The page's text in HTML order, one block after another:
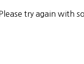
try again with